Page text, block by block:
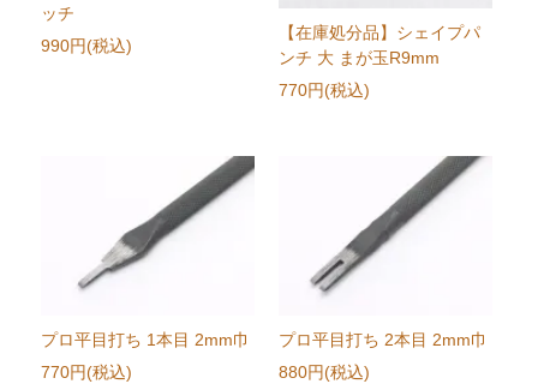
ッチ
990円(税込)
【在庫処分品】シェイプパ
ンチ 大 まが玉R9mm
770円(税込)
プロ平目打ち 1本目 2mm巾
770円(税込)
プロ平目打ち 2本目 2mm巾
880円(税込)